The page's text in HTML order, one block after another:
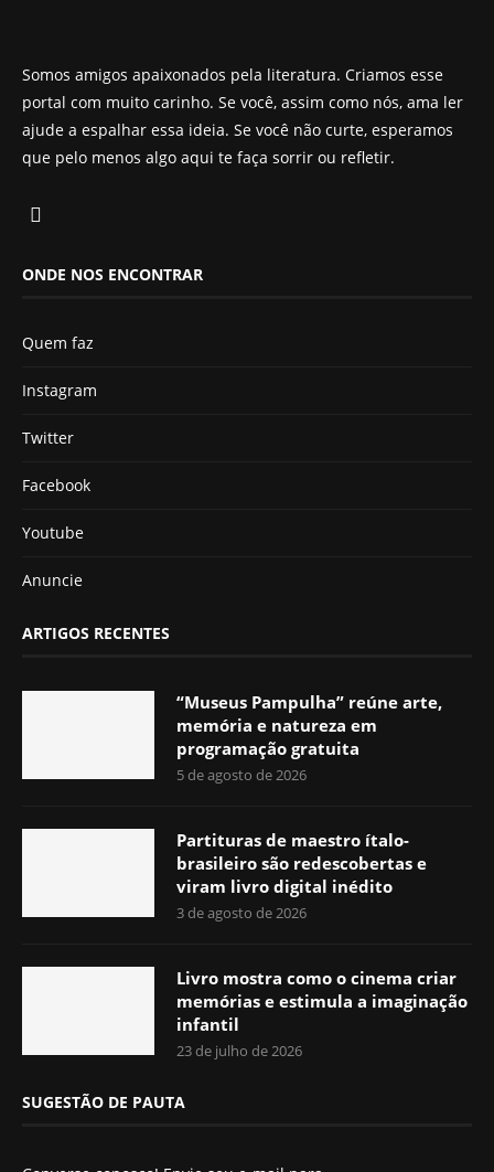
Somos amigos apaixonados pela literatura. Criamos esse
portal com muito carinho. Se você, assim como nós, ama ler
ajude a espalhar essa ideia. Se você não curte, esperamos
que pelo menos algo aqui te faça sorrir ou refletir.
ONDE NOS ENCONTRAR
Quem faz
Instagram
Twitter
Facebook
Youtube
Anuncie
ARTIGOS RECENTES
“Museus Pampulha” reúne arte,
memória e natureza em
programação gratuita
5 de agosto de 2026
Partituras de maestro ítalo-
brasileiro são redescobertas e
viram livro digital inédito
3 de agosto de 2026
Livro mostra como o cinema criar
memórias e estimula a imaginação
infantil
23 de julho de 2026
SUGESTÃO DE PAUTA